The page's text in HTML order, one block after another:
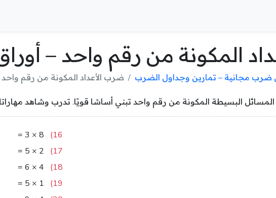
المكونة من رقم واحد –
ضرب مجانية – تمارين وجداول الضرب ضرب الأعداد المكونة من رقم واحد
البسيطة المكونة من رقم واحد تبني أساسًا قويًا. تدرب وشاهد
16)
8
×
3
=
17)
2
×
5
=
18)
4
×
6
=
19)
1
×
5
=